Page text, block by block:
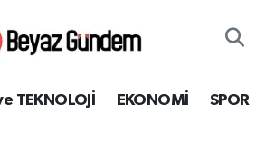
TEKNOLOJİ EKONOMİ SPOR